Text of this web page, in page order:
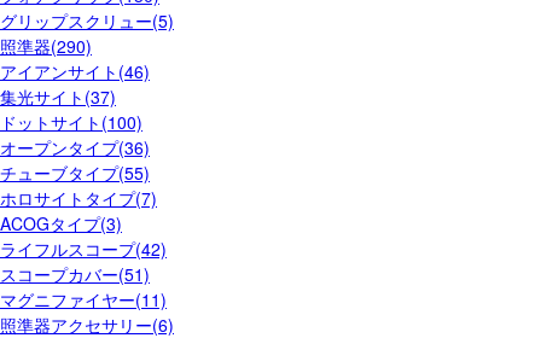
グリップスクリュー(5)
照準器(290)
アイアンサイト(46)
集光サイト(37)
ドットサイト(100)
オープンタイプ(36)
チューブタイプ(55)
ホロサイトタイプ(7)
ACOGタイプ(3)
ライフルスコープ(42)
スコープカバー(51)
マグニファイヤー(11)
照準器アクセサリー(6)